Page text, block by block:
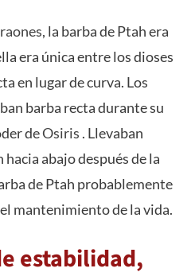
, la barba de Ptah era
era única entre los dioses
en lugar de curva. Los
barba recta durante su
deOsiris . Llevaban
abajo después de la
de Ptah probablemente
mantenimiento de la vida.
estabilidad,